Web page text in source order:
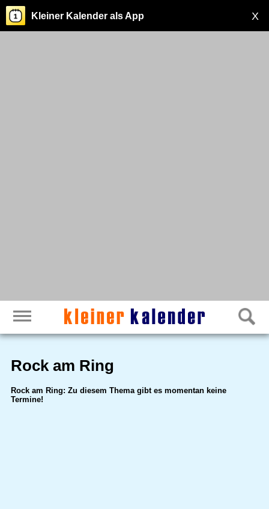
X
Kleiner Kalender als App
Rock am Ring
Rock am Ring: Zu diesem Thema gibt es momentan keine
Termine!